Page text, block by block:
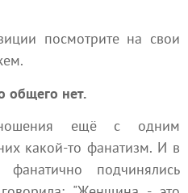
посмотрите на свои
общего нет.
ещё с одним
какой-то фанатизм. И в
подчинялись